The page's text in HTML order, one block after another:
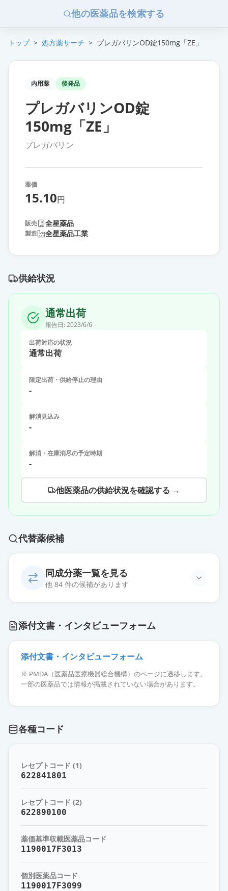
他の医薬品を検索する
トップ > 処方薬サーチ > プレガバリンOD錠150mg「ZE」
内用薬 後発品
プレガバリンOD錠
150mg「ZE」
プレガバリン
薬価
15.10円
販売 全星薬品
製造 全星薬品工業
供給状況
通常出荷
報告日: 2023/6/6
出荷対応の状況
通常出荷
限定出荷・供給停止の理由
-
解消見込み
-
解消・在庫消尽の予定時期
-
他医薬品の供給状況を確認する →
代替薬候補
同成分薬一覧を見る
他 84 件の候補があります
薬価 15.10 円
プレガバリンOD錠150mg「アメ
薬価 15.10 円
プレガバリンOD錠150mg「杏林」
薬価 15.10 円
薬価 15.10 円
プレガバリンOD錠150mg「サワ
イ」
プレガバリンOD錠150mg「オーハ
添付文書・インタビューフォーム
添付文書・インタビューフォーム
※ PMDA（医薬品医療機器総合機構）のページに遷移します。
一部の医薬品では情報が掲載されていない場合があります。
各種コード
レセプトコード (1)
622841801
レセプトコード (2)
622890100
薬価基準収載医薬品コード
1190017F3013
個別医薬品コード
1190017F3099